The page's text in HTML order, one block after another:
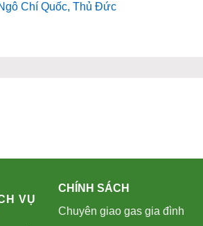
Chí Quốc, Thủ Đức
VỤ
CHÍNH SÁCH
Chuyên giao gas gia đình